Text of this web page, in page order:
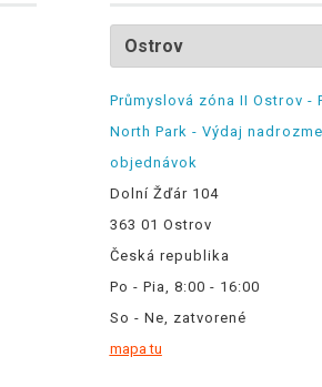
Průmyslová zóna II Ostrov -
North Park - Výdaj
objednávok
Dolní Žďár 104
363 01 Ostrov
Česká republika
Po - Pia, 8:00 - 16:00
So - Ne, zatvorené
mapa tu